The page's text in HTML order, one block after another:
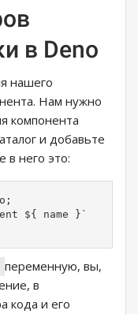
в Deno
нашего
Нам нужно
компонента
и добавьте
в него это:
${ name }`
переменную, вы,
в
кода и его